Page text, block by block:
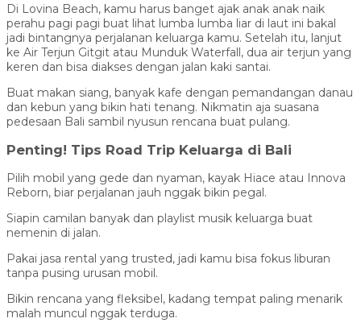
Di Lovina Beach, kamu harus banget ajak anak anak naik
perahu pagi pagi buat lihat lumba lumba liar di laut ini bakal
jadi bintangnya perjalanan keluarga kamu. Setelah itu, lanjut
ke Air Terjun Gitgit atau Munduk Waterfall, dua air terjun yang
keren dan bisa diakses dengan jalan kaki santai.
Buat makan siang, banyak kafe dengan pemandangan danau
dan kebun yang bikin hati tenang. Nikmatin aja suasana
pedesaan Bali sambil nyusun rencana buat pulang.
Penting! Tips Road Trip Keluarga di Bali
Pilih mobil yang gede dan nyaman, kayak Hiace atau Innova
Reborn, biar perjalanan jauh nggak bikin pegal.
Siapin camilan banyak dan playlist musik keluarga buat
nemenin di jalan.
Pakai jasa rental yang trusted, jadi kamu bisa fokus liburan
tanpa pusing urusan mobil.
Bikin rencana yang fleksibel, kadang tempat paling menarik
malah muncul nggak terduga.